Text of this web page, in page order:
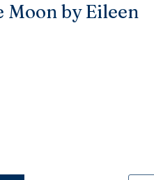
Moon by Eileen